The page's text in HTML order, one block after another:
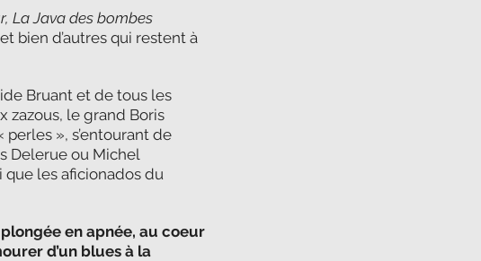
La Java des bombes
et bien d’autres qui restent à
Bruant et de tous les
zazous, le grand Boris
», s’entourant de
Delerue ou Michel
que les aficionados du
en apnée, au coeur
d’un blues à la